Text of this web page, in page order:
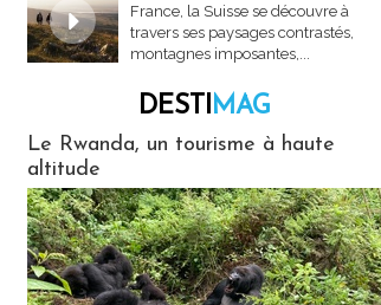
France, la Suisse se découvre à
travers ses paysages contrastés,
montagnes imposantes,...
DESTIMAG
Le Rwanda, un tourisme à haute
altitude